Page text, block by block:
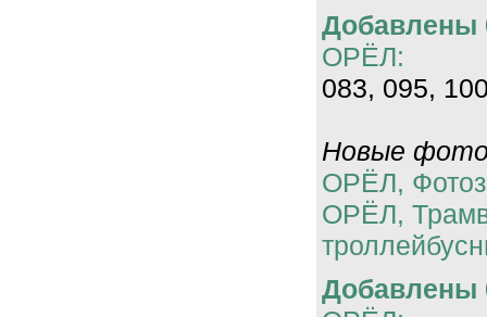
Добавлены
ОРЁЛ:
083, 095,
Новые
ОРЁЛ,
ОРЁЛ,
Добавлены